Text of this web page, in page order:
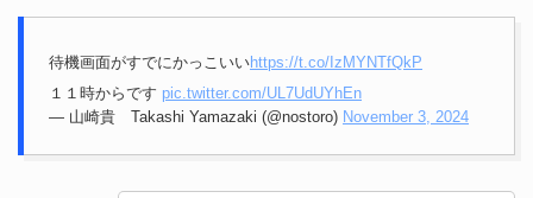
待機画面がすでにかっこいいhttps://t.co/IzMYNTfQkP
１１時からです pic.twitter.com/UL7UdUYhEn
— 山崎貴 Takashi Yamazaki (@nostoro) November 3, 2024